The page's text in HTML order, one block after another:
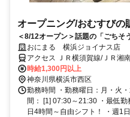
オープニング/おむすびの
＜8/12オープン＞話題の「ごちそ
4hの短時間～OK★】
おにまる 横浜ジョイナス店
アクセス ＪＲ横須賀線/ＪＲ湘
Ｒ京浜東北線/ＪＲ横浜線 横浜
歩約1分 「横浜駅」より徒歩1
（喫煙所/勤務地により異なる）
時給1,300円以上
神奈川県横浜市西区
勤務時間 ・勤務曜日：月・火
間： [1] 07:30～21:30 ・最低
日4時間～自由シフト！ ・週1